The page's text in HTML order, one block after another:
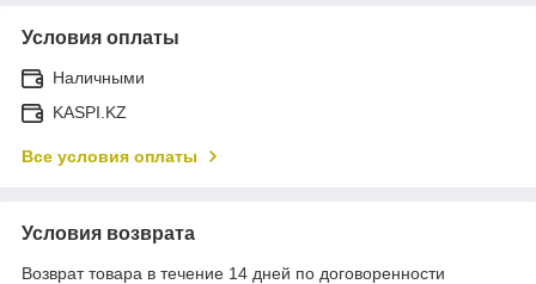
Условия оплаты
Наличными
KASPI.KZ
Все условия оплаты
Условия возврата
Возврат товара в течение 14 дней по договоренности